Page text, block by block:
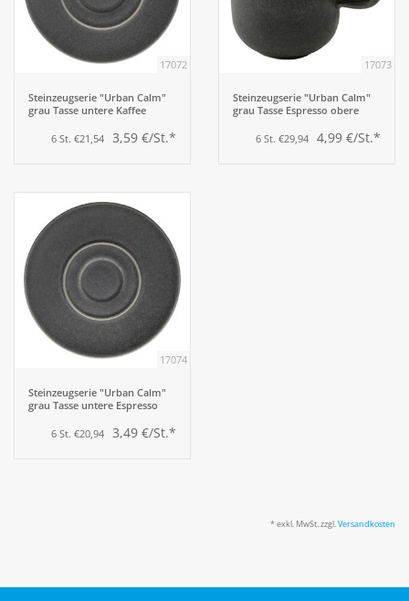
17072
Steinzeugserie "Urban Calm"
grau Tasse untere Kaffee
6 St. €21,54 3,59 €/St.*
17073
Steinzeugserie "Urban Calm"
grau Tasse Espresso obere
6 St. €29,94 4,99 €/St.*
17074
Steinzeugserie "Urban Calm"
grau Tasse untere Espresso
6 St. €20,94 3,49 €/St.*
* exkl. MwSt. zzgl.Versandkosten